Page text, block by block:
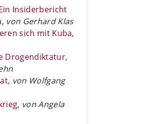
Insiderbericht
, von Gerhard Klas
sich mit Kuba,
Drogendiktatur,
, von Wolfgang
, von Angela